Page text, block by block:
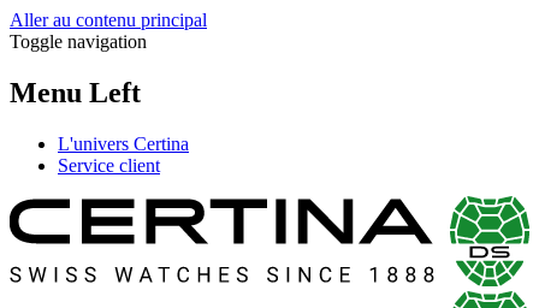
Aller au contenu principal
Toggle navigation
Menu Left
L'univers Certina
Service client